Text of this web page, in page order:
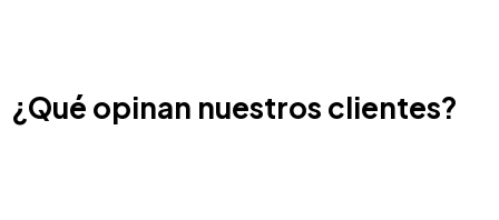
¿Qué opinan nuestros clientes?